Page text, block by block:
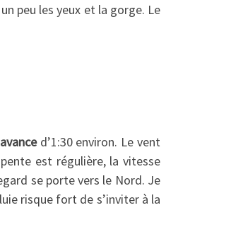
peu les yeux et la gorge. Le
d’1:30 environ. Le vent
est régulière, la vitesse
se porte vers le Nord. Je
risque fort de s’inviter à la